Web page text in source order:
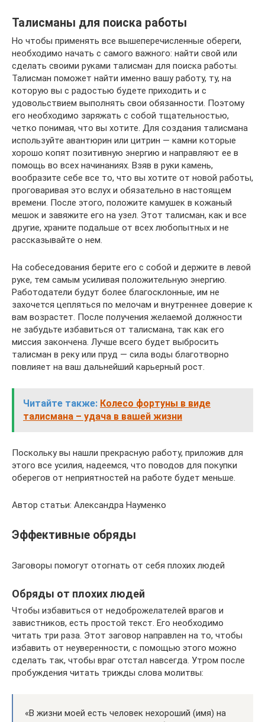
Талисманы для поиска работы
Но чтобы применять все вышеперечисленные обереги,
необходимо начать с самого важного: найти свой или
сделать своими руками талисман для поиска работы.
Талисман поможет найти именно вашу работу, ту, на
которую вы с радостью будете приходить и с
удовольствием выполнять свои обязанности. Поэтому
его необходимо заряжать с собой тщательностью,
четко понимая, что вы хотите. Для создания талисмана
используйте авантюрин или цитрин — камни которые
хорошо копят позитивную энергию и направляют ее в
помощь во всех начинаниях. Взяв в руки камень,
вообразите себе все то, что вы хотите от новой работы,
проговаривая это вслух и обязательно в настоящем
времени. После этого, положите камушек в кожаный
мешок и завяжите его на узел. Этот талисман, как и все
другие, храните подальше от всех любопытных и не
рассказывайте о нем.
На собеседования берите его с собой и держите в левой
руке, тем самым усиливая положительную энергию.
Работодатели будут более благосклонные, им не
захочется цепляться по мелочам и внутреннее доверие к
вам возрастет. После получения желаемой должности
не забудьте избавиться от талисмана, так как его
миссия закончена. Лучше всего будет выбросить
талисман в реку или пруд — сила воды благотворно
повлияет на ваш дальнейший карьерный рост.
Читайте также: Колесо фортуны в виде
талисмана – удача в вашей жизни
Поскольку вы нашли прекрасную работу, приложив для
этого все усилия, надеемся, что поводов для покупки
оберегов от неприятностей на работе будет меньше.
Автор статьи: Александра Науменко
Эффективные обряды
Заговоры помогут отогнать от себя плохих людей
Обряды от плохих людей
Чтобы избавиться от недоброжелателей врагов и
завистников, есть простой текст. Его необходимо
читать три раза. Этот заговор направлен на то, чтобы
избавить от неуверенности, с помощью этого можно
сделать так, чтобы враг отстал навсегда. Утром после
пробуждения читать трижды слова молитвы:
«В жизни моей есть человек нехороший (имя) на